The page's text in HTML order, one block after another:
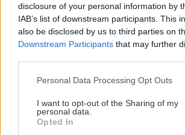
disclosure of your personal information by
IAB’s list of downstream participants. This
also be disclosed by us to third parties on
Downstream Participants that may further
Please note that this website/app uses one
not limited to your visit or usage behaviour.
grant or deny consent to Google and its
use your data for below specified purposes
Personal Data Processing Opt Outs
I want to opt-out of the Sharing of my
personal data.
Opted In
Στην